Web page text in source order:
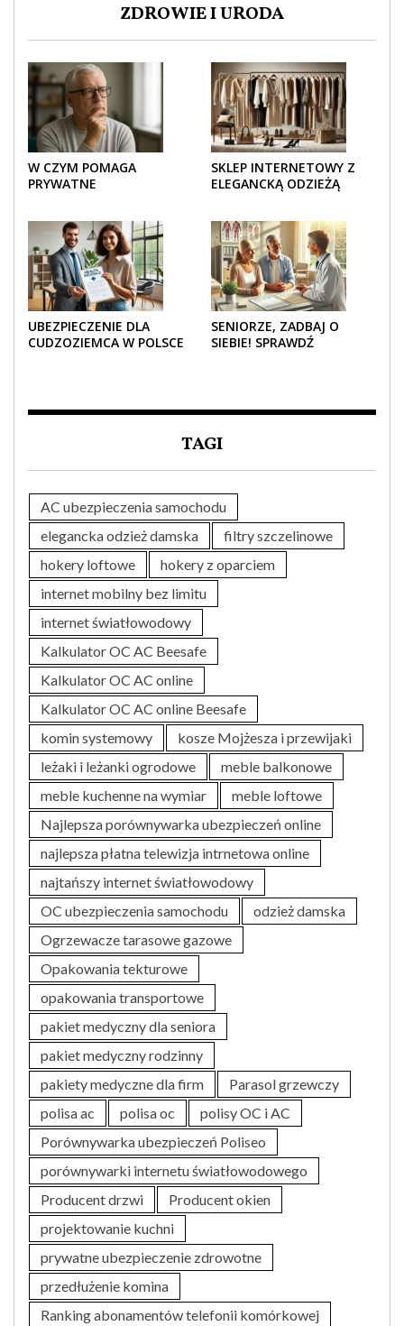
ZDROWIE I URODA
W CZYM POMAGA
PRYWATNE
SKLEP INTERNETOWY Z
ELEGANCKĄ ODZIEŻĄ
UBEZPIECZENIE DLA
CUDZOZIEMCA W POLSCE
SENIORZE, ZADBAJ O
SIEBIE! SPRAWDŹ
TAGI
AC ubezpieczenia samochodu
elegancka odzież damska
filtry szczelinowe
hokery loftowe
hokery z oparciem
internet mobilny bez limitu
internet światłowodowy
Kalkulator OC AC Beesafe
Kalkulator OC AC online
Kalkulator OC AC online Beesafe
komin systemowy
kosze Mojżesza i przewijaki
leżaki i leżanki ogrodowe
meble balkonowe
meble kuchenne na wymiar
meble loftowe
Najlepsza porównywarka ubezpieczeń online
najlepsza płatna telewizja intrnetowa online
najtańszy internet światłowodowy
OC ubezpieczenia samochodu
odzież damska
Ogrzewacze tarasowe gazowe
Opakowania tekturowe
opakowania transportowe
pakiet medyczny dla seniora
pakiet medyczny rodzinny
pakiety medyczne dla firm
Parasol grzewczy
polisa ac
polisa oc
polisy OC i AC
Porównywarka ubezpieczeń Poliseo
porównywarki internetu światłowodowego
Producent drzwi
Producent okien
projektowanie kuchni
prywatne ubezpieczenie zdrowotne
przedłużenie komina
Ranking abonamentów telefonii komórkowej